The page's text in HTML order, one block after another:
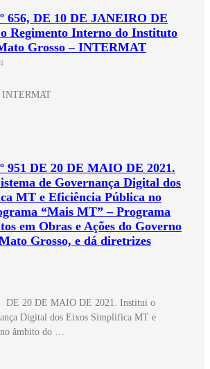
656, DE 10 DE JANEIRO DE
Regimento Interno do Instituto
Grosso – INTERMAT
INTERMAT
951 DE 20 DE MAIO DE 2021.
de Governança Digital dos
MT e Eficiência Pública no
“Mais MT” – Programa
em Obras e Ações do Governo
Grosso, e dá diretrizes
DE 20 DE MAIO DE 2021. Institui o
Digital dos Eixos Simplifica MT e
âmbito do …